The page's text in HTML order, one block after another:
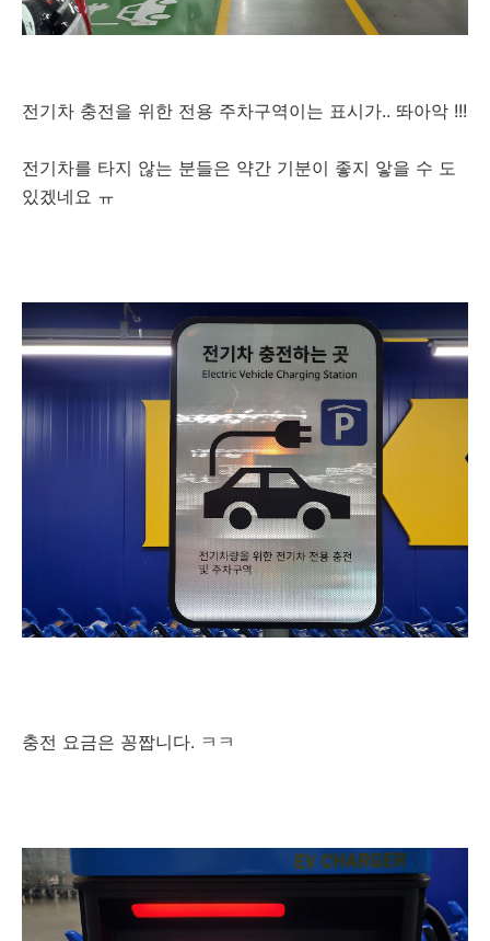
전기차 충전을 위한 전용 주차구역이는 표시가.. 똬아악 !!!
전기차를 타지 않는 분들은 약간 기분이 좋지 앟을 수 도
있겠네요 ㅠ
충전 요금은 꽁짭니다. ㅋㅋ